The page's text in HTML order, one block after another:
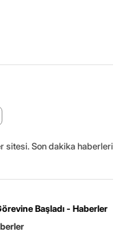
sitesi. Son dakika haberleri
Başladı - Haberler